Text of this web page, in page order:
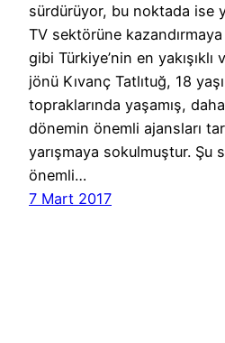
sürdürüyor, bu noktada ise
TV sektörüne
gibi Türkiye’nin en
jönü Kıvanç Tatlıtuğ, 18
topraklarında yaşamış,
dönemin önemli ajansları
yarışmaya sokulmuştur. Şu
önemli…
7 Mart 2017